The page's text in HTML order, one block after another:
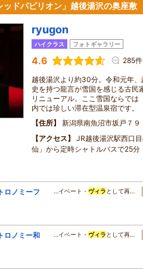
ドパビリオン」越後湯沢の奥座敷
ryugon
ハイクラス フォトギャラリー
4.6 285件
越後湯沢より約30分。令和元年
史を持つ龍言が雪国を感じる古
リニューアル。ここ雪国ならでは
内では珍しい滞在型温泉宿です。
住所
新潟県南魚沼市坂戸７９
アクセス
JR越後湯沢駅西口
仙」から定時シャトルバスで25分
ロノミーフ
…イベート・ ヴィラ として再…
ロノミー和
…イベート・ ヴィラ として再…